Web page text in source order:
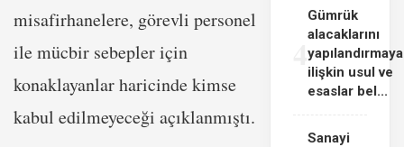
misafirhanelere, görevli personel
ile mücbir sebepler için
konaklayanlar haricinde kimse
kabul edilmeyeceği açıklanmıştı.
4
Gümrük
alacaklarını
yapılandırmaya
ilişkin usul ve
esaslar bel...
Sanayi